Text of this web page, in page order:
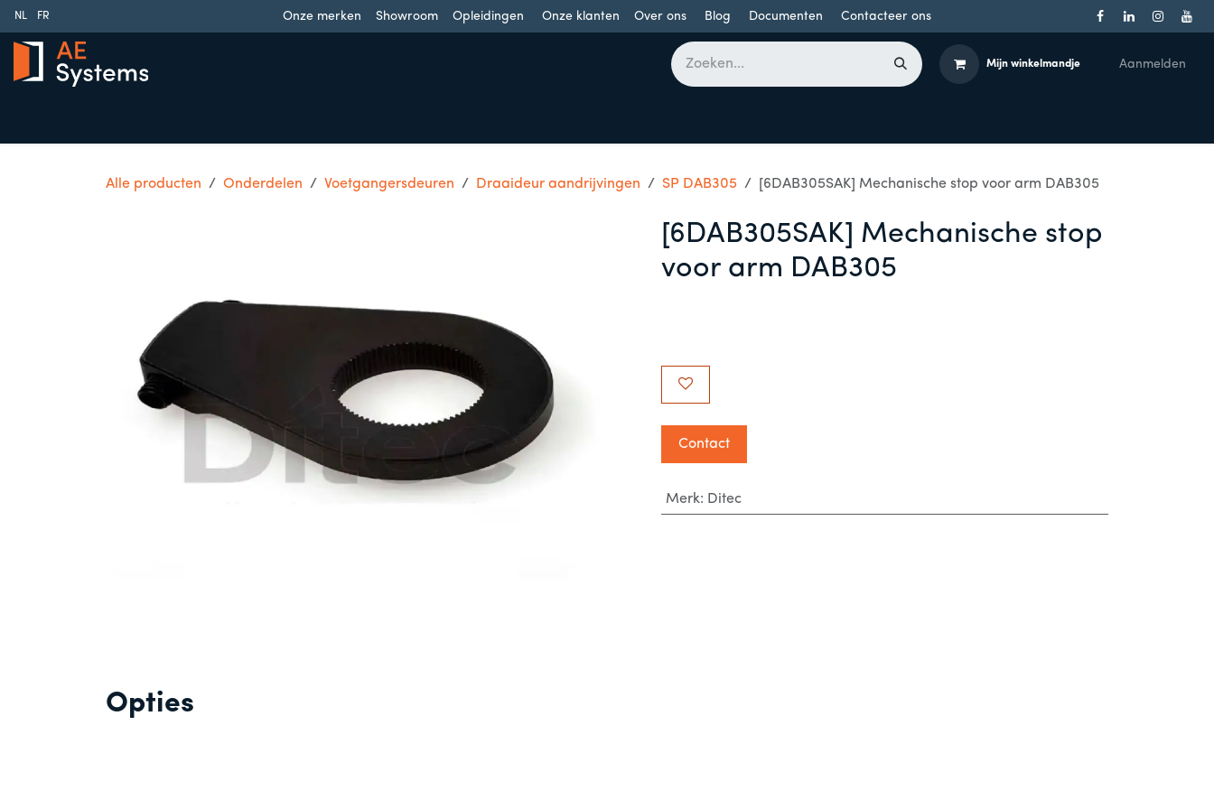
Overslaan naar inhoud
NL FR Onze merken Showroom Opleidingen Onze klanten Over ons Blog Documenten Contacteer ons
Mijn winkelmandje Aanmelden
Alle producten Onderdelen Voetgangersdeuren Draaideur aandrijvingen SP DAB305 [6DAB305SAK] Mechanische stop voor arm DAB305
[6DAB305SAK] Mechanische stop
voor arm DAB305
Contact
Merk: Ditec
Opties